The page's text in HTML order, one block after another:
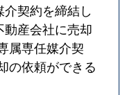
契約を締結し
動産会社に売却
属専任媒介契
の依頼ができる